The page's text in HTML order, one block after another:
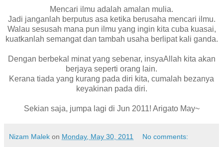
Mencari ilmu adalah amalan mulia.
Jadi janganlah berputus asa ketika berusaha mencari ilmu.
Walau sesusah mana pun ilmu yang ingin kita cuba kuasai,
kuatkanlah semangat dan tambah usaha berlipat kali ganda.
Dengan berbekal minat yang sebenar, insyaAllah kita akan
berjaya seperti orang lain.
Kerana tiada yang kurang pada diri kita, cumalah bezanya
keyakinan pada diri.
Sekian saja, jumpa lagi di Jun 2011! Arigato May~
Nizam Malek on Monday, May 30, 2011 No comments: